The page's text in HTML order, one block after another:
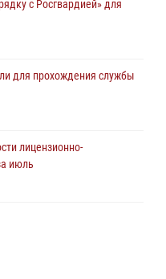
с Росгвардией» для
для прохождения службы
лицензионно-
июль